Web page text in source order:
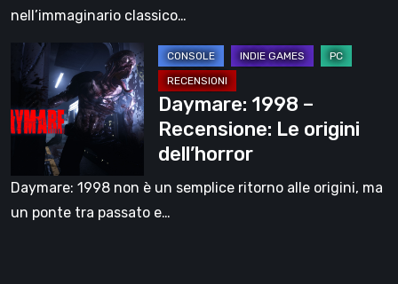
inizio
[Video]
nell’immaginario classico…
Daymare:
1998
–
Recensione:
origini
dell’horror
Daymare: 1998 –
Recensione: Le origini
dell’horror
Daymare: 1998 non è un semplice ritorno alle origini, ma
un ponte tra passato e…